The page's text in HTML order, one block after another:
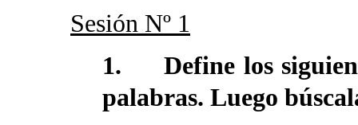
Sesión Nº 1
1. Define los
palabras. Luego